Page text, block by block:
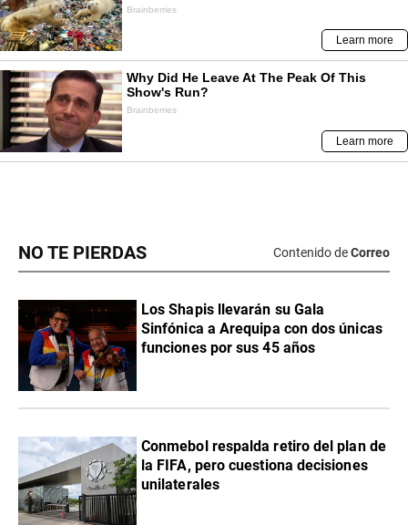
NO TE PIERDAS Contenido deCorreo
Los Shapis llevarán su Gala
Sinfónica a Arequipa con dos únicas
funciones por sus 45 años
Conmebol respalda retiro del plan de
la FIFA, pero cuestiona decisiones
unilaterales